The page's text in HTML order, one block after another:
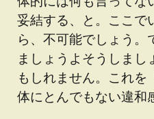
妥結する、と。ここで
ら、不可能でしょう。
ましょうよそうしま
もしれません。これを
体にとんでもない違和